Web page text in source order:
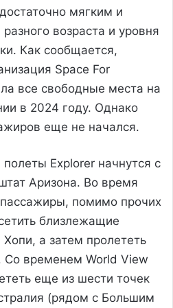
мягким и
возраста и уровня
Как сообщается,
Space For
все свободные места на
в 2024 году. Однако
еще не начался.
Explorer начнутся с
Аризона. Во время
помимо прочих
близлежащие
а затем пролететь
Со временем World View
еще из шести точек
(рядом с Большим